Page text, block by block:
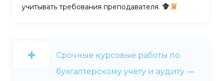
учитывать требования преподавателя.
Срочные курсовые работы по
бухгалтерскому учёту и аудиту —